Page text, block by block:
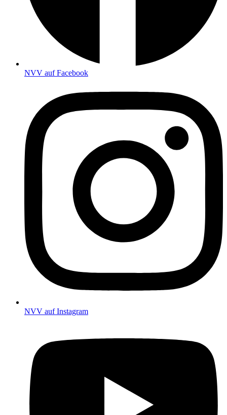
NVV auf Facebook
NVV auf Instagram